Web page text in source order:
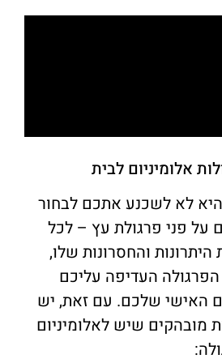
אלומיניום לבית
לא לשכנע אתכם לבחור
על פני פרגולת עץ – לכל
והחסרונות שלו,
העדיפה עליכם
האישי שלכם. עם זאת, יש
מובהקים שיש לאלומיניום